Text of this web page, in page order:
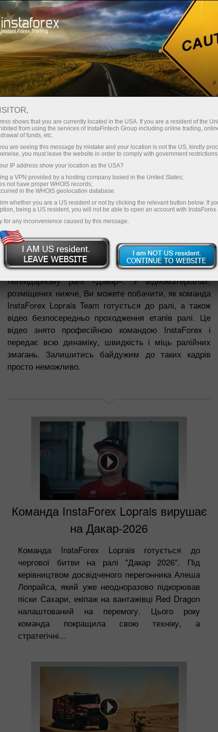
Про компанію ІнстаСпорт
InstaForex Loprais Team
Відео Loprais Team
ВІДЕО КОМАНДИ
INSTAFOREX LOPRAIS TEAM
Відкрити торговий рахунок
Відкрити демо-рахунок
На цій сторінці представлені репортажі, зняті під час
участі команди InstaForex Loprais Team в тих чи
інших ралі-марафонах, у тому числі і у
легендарному ралі «Дакар». У відеоматеріалах,
розміщених нижче, Ви можете побачити, як команда
InstaForex Loprais Team готується до ралі, а також
відео безпосередньо проходження етапів ралі. Це
відео знято професійною командою InstaForex і
передає всю динаміку, швидкість і міць ралійних
змагань. Залишитись байдужим до таких кадрів
просто неможливо.
Команда InstaForex Loprais вирушає
на Дакар-2026
Команда InstaForex Loprais готується до
чергової битви на ралі "Дакар 2026". Під
керівництвом досвідченого перегонника Алеша
Лопрайса, який уже неодноразово підкорював
піски Сахари, екіпаж на вантажівці Red Dragon
налаштований на перемогу. Цього року
команда покращила свою техніку, а
стратегічні...
shows that you are currently located in the USA. If you are a resident of the
from using the services of InstaFintech Group including online trading,
of funds, etc.
are seeing this message by mistake and your location is not the US, kindly
you must leave the website in order to comply with government
IP address show your location as the USA?
a VPN provided by a hosting company based in the United States;
not have proper WHOIS records;
in the WHOIS geolocation database.
whether you are a US resident or not by clicking the relevant button below. If
being a US resident, you will not be able to open an account with InstaForex
for any inconvenience caused by this message.